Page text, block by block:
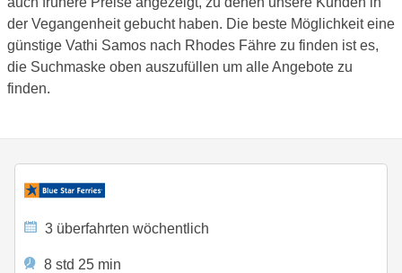
der Vegangenheit gebucht haben. Die beste Möglichkeit eine
günstige Vathi Samos nach Rhodes Fähre zu finden ist es,
die Suchmaske oben auszufüllen um alle Angebote zu
finden.
3 überfahrten wöchentlich
8 std 25 min